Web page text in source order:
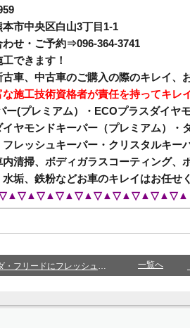
市中央区白山3丁目1-1
わせ・ご予約⇒096-364-3741
できます！
車、中古車のご購入の際のキレイ、
施工技術資格者が責任を持ってキレ
ー(プレミアム）・ECOプラスダイヤ
イヤモンドキーパー（プレミアム）・
フレッシュキーパー・クリスタルキー
内清掃、ボディガラスコーティング、
垢、鉄粉などお車のキレイはお任せ
リードにフレッシュキーパー 熊本白山店 桑野 一覧へ